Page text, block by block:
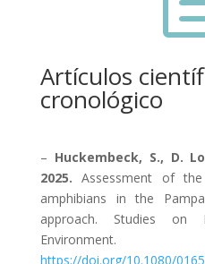
Artículos
cronológico
– Huckembeck, S., D.
2025. Assessment of
amphibians in the
approach. Studies on
Environment.
https://doi.org/10.1080/